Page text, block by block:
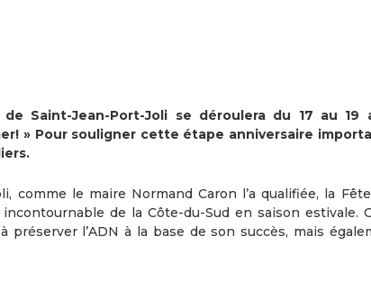
Saint-Jean-Port-Joli se déroulera du 17 au 19
» Pour souligner cette étape anniversaire
comme le maire Normand Caron l’a qualifiée, la
de la Côte-du-Sud en saison estivale.
l’ADN à la base de son succès, mais